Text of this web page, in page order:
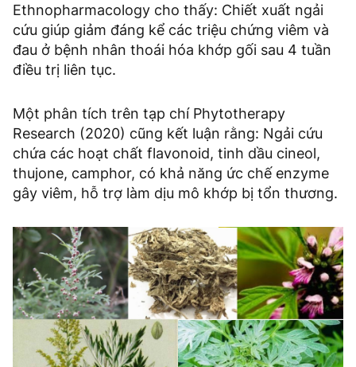
Ethnopharmacology cho thấy: Chiết xuất ngải
cứu giúp giảm đáng kể các triệu chứng viêm và
đau ở bệnh nhân thoái hóa khớp gối sau 4 tuần
điều trị liên tục.
Một phân tích trên tạp chí Phytotherapy
Research (2020) cũng kết luận rằng: Ngải cứu
chứa các hoạt chất flavonoid, tinh dầu cineol,
thujone, camphor, có khả năng ức chế enzyme
gây viêm, hỗ trợ làm dịu mô khớp bị tổn thương.